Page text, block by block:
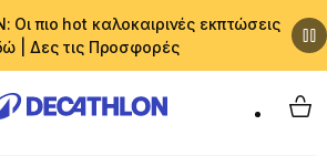
Οι πιο hot καλοκαιρινές εκπτώσεις
| Δες τις Προσφορές
My